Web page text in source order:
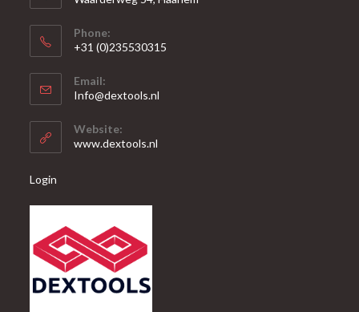
Phone:
+31 (0)235530315
in
je
toepassing
Email:
Info@dextools.nl
Website:
www.dextools.nl
Login